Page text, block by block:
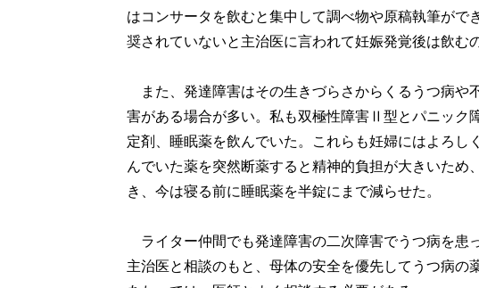
はコンサータを飲むと集中して調べ物や原稿執筆がで
奨されていないと主治医に言われて妊娠発覚後は飲む
また、発達障害はその生きづらさからくるうつ病や
害がある場合が多い。私も双極性障害Ⅱ型とパニック
定剤、睡眠薬を飲んでいた。これらも妊婦にはよろし
んでいた薬を突然断薬すると精神的負担が大きいため
き、今は寝る前に睡眠薬を半錠にまで減らせた。
ライター仲間でも発達障害の二次障害でうつ病を患
主治医と相談のもと、母体の安全を優先してうつ病の